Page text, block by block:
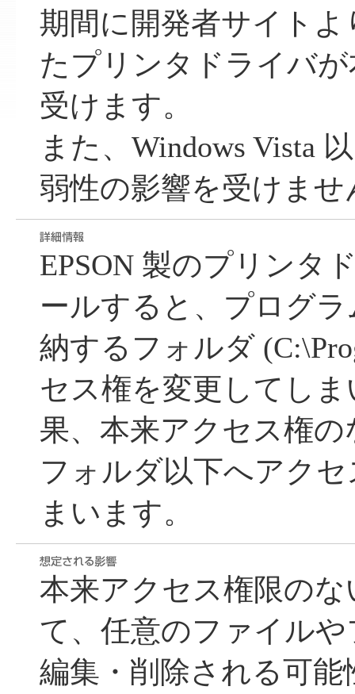
期間に開発者サイト
たプリンタドライバ
受けます。
また、Windows Vista
弱性の影響を受けませ
EPSON 製のプリンタ
ールすると、プログ
納するフォルダ
セス権を変更してし
果、本来アクセス権
フォルダ以下へアク
まいます。
本来アクセス権限の
て、任意のファイル
編集・削除される可